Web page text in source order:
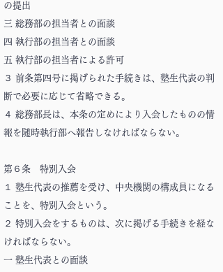
の提出
三 総務部の担当者との面談
四 執行部の担当者との面談
五 執行部の担当者による許可
３ 前条第四号に掲げられた手続きは、塾生代表の判
断で必要に応じて省略できる。
４ 総務部長は、本条の定めにより入会したものの情
報を随時執行部へ報告しなければならない。
第６条 特別入会
１ 塾生代表の推薦を受け、中央機関の構成員になる
ことを、特別入会という。
２ 特別入会をするものは、次に掲げる手続きを経な
ければならない。
一 塾生代表との面談